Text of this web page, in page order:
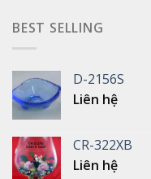
BEST SELLING
D-2156S
Liên hệ
CR-322XB
Liên hệ